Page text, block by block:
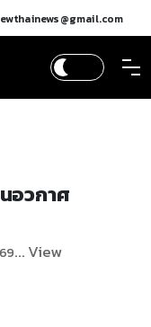
อวกาศ
... View